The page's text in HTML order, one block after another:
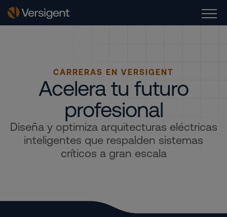
CARRERAS EN VERSIGENT
Acelera tu futuro
profesional
Diseña y optimiza arquitecturas eléctricas
inteligentes que respalden sistemas
críticos a gran escala